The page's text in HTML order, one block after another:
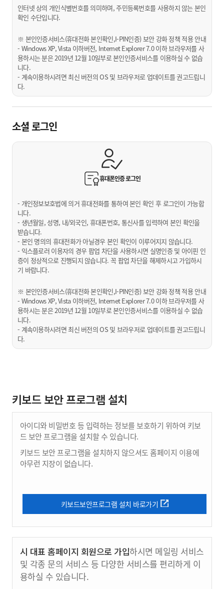
인터넷 상의 개인식별번호를 의미하며, 주민등록번호를 사용하지 않는 본인
확인 수단입니다.
※ 본인인증서비스(휴대전화 본인확인,I-PIN인증) 보안 강화 정책 적용 안내
- Windows XP, Vista 이하버전, Internet Explorer 7.0 이하 브라우저를 사
용하시는 분은 2019년 12월 10일부로 본인인증서비스를 이용하실 수 없습
니다.
- 계속이용하시려면 최신 버전의 OS 및 브라우저로 업데이트를 권고드립니
다.
소셜 로그인
휴대폰인증로그인
- 개인정보보호법에 의거 휴대전화를 통하여 본인 확인 후 로그인이 가능합
니다.
- 생년월일, 성명, 내/외국인, 휴대폰번호, 통신사를 입력하여 본인 확인을
받습니다.
- 본인 명의의 휴대전화가 아닐경우 본인 확인이 이루어지지 않습니다.
- 익스플로러 이용자의 경우 팝업 차단을 사용하시면 실명인증 및 아이핀 인
증이 정상적으로 진행되지 않습니다. 꼭 팝업 차단을 해제하시고 가입하시
기 바랍니다.
※ 본인인증서비스(휴대전화 본인확인,I-PIN인증) 보안 강화 정책 적용 안내
- Windows XP, Vista 이하버전, Internet Explorer 7.0 이하 브라우저를 사
용하시는 분은 2019년 12월 10일부로 본인인증서비스를 이용하실 수 없습
니다.
- 계속이용하시려면 최신 버전의 OS 및 브라우저로 업데이트를 권고드립니
다.
키보드 보안 프로그램 설치
아이디와 비밀번호 등 입력하는 정보를 보호하기 위하여 키보
드 보안 프로그램을 설치할 수 있습니다.
키보드 보안 프로그램을 설치하지 않으셔도 홈페이지 이용에
아무런 지장이 없습니다.
키보드보안프로그램 설치 바로가기
시 대표 홈페이지 회원으로 가입하시면 메일링 서비스
및 각종 문의 서비스 등 다양한 서비스를 편리하게 이
용하실 수 있습니다.